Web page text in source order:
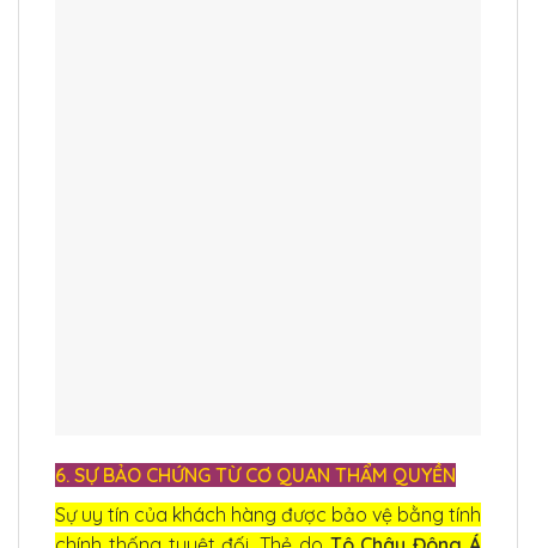
6. SỰ BẢO CHỨNG TỪ CƠ QUAN THẨM QUYỀN
Sự uy tín của khách hàng được bảo vệ bằng tính